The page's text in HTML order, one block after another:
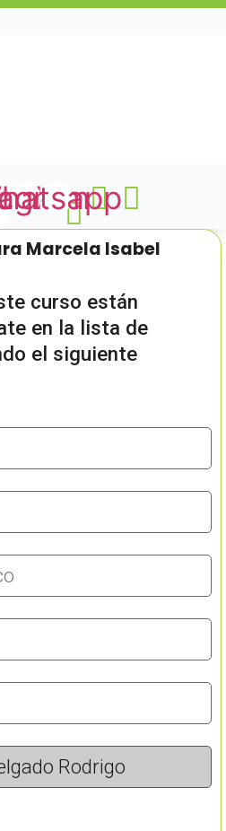
Marcela Isabel
curso están
en la lista de
el siguiente